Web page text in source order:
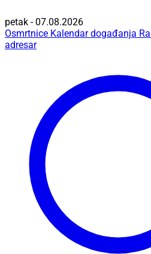
petak - 07.08.2026
Osmrtnice Kalendar događanja
adresar